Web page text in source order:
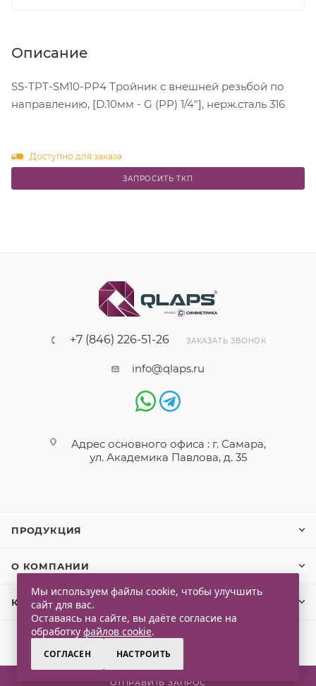
Описание
SS-TPT-SM10-PP4 Тройник с внешней резьбой по
направлению, [D.10мм - G (PP) 1/4"], нерж.сталь 316
Доступно для заказа
ОТПРАВИТЬ ЗАПРОС
ЗАПРОСИТЬ ТКП
+7 (846) 226-51-26 ЗАКАЗАТЬ ЗВОНОК
info@qlaps.ru
Адрес основного офиса : г. Самара,
ул. Академика Павлова, д. 35
ПРОДУКЦИЯ
О КОМПАНИИ
КЛИЕНТАМ
Мы используем файлы cookie, чтобы улучшить
сайт для вас.
Оставаясь на сайте, вы даёте согласие на
обработку файлов cookie.
СОГЛАСЕН НАСТРОИТЬ